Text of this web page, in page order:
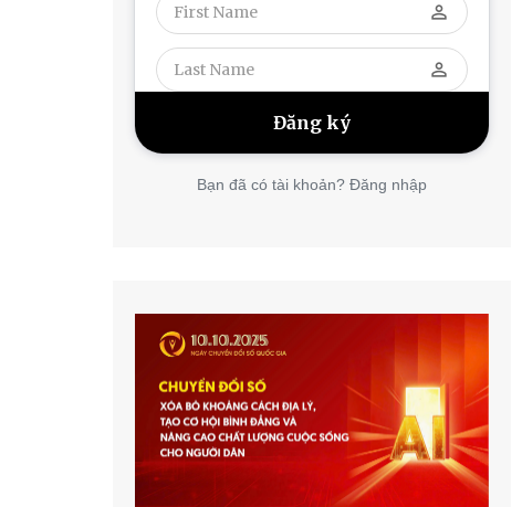
perm_identity
perm_identity
Bạn đã có tài khoản? Đăng nhập